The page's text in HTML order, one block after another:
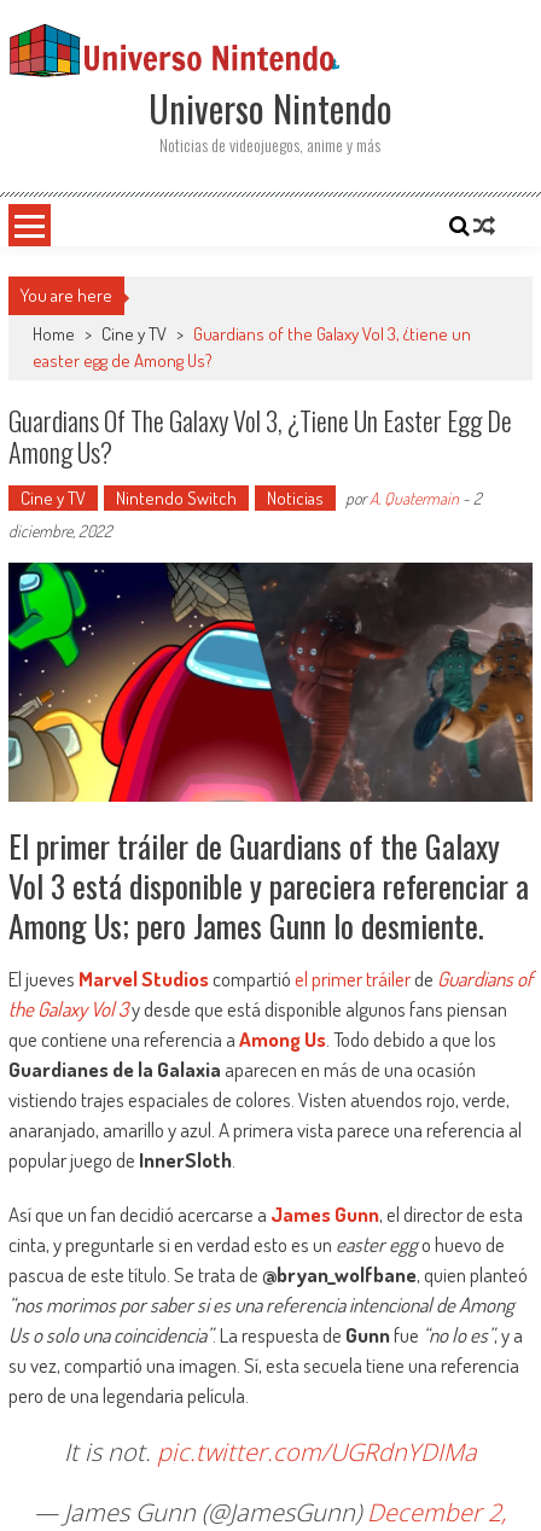
Universo Nintendo
Noticias de videojuegos, anime y más
You are here
Home > Cine y TV > Guardians of the Galaxy Vol 3, ¿tiene un
easter egg de Among Us?
Guardians Of The Galaxy Vol 3, ¿tiene Un Easter Egg De
Among Us?
Cine y TV Nintendo Switch Noticias porA. Quatermain- 2
diciembre, 2022
El primer tráiler de Guardians of the Galaxy
Vol 3 está disponible y pareciera referenciar a
Among Us; pero James Gunn lo desmiente.
El jueves Marvel Studioscompartióel primer tráilerde Guardians of
the Galaxy Vol 3y desde que está disponible algunos fans piensan
que contiene una referencia aAmong Us. Todo debido a que los
Guardianes de la Galaxia aparecen en más de una ocasión
vistiendo trajes espaciales de colores. Visten atuendos rojo, verde,
anaranjado, amarillo y azul. A primera vista parece una referencia al
popular juego de InnerSloth.
Así que un fan decidió acercarse a James Gunn, el director de esta
cinta, y preguntarle si en verdad esto es un easter eggo huevo de
pascua de este título. Se trata de@bryan_wolfbane, quien planteó
“nos morimos por saber si es una referencia intencional de Among
Us o solo una coincidencia”. La respuesta de Gunnfue “no lo es”, y a
su vez, compartió una imagen. Sí, esta secuela tiene una referencia
pero de una legendaria película.
It is not. pic.twitter.com/UGRdnYDIMa
— James Gunn (@JamesGunn)December 2,